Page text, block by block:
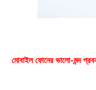
মোবাইল ফোনের ভালো-মন্দ